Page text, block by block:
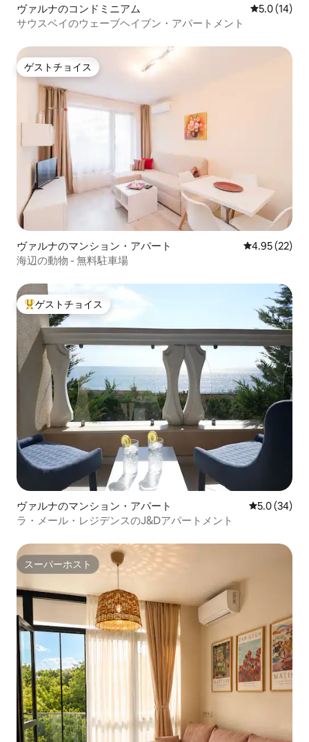
ヴァルナのコンドミニアム レビュー14
5.0 (14)
サウスベイのウェーブヘイブン・アパートメント
ゲストチョイス
ゲストチョイス
ヴァルナのマンション・アパート レビュー22
4.95 (22)
海辺の動物 - 無料駐車場
大好評のゲストチョイスです。
ゲストチョイス
ヴァルナのマンション・アパート レビュー34
5.0 (34)
ラ・メール・レジデンスのJ&Dアパートメント
スーパーホスト
スーパーホスト